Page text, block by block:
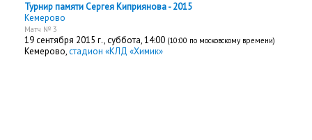
Турнир памяти Сергея Киприянова - 2015
Кемерово
Матч № 3
19 сентября 2015 г.,суббота, 14:00 (10:00 по московскому времени)
Кемерово,стадион «КЛД «Химик»